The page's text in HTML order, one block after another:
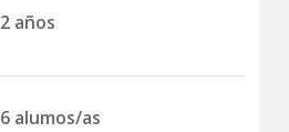
2 años
6 alumos/as